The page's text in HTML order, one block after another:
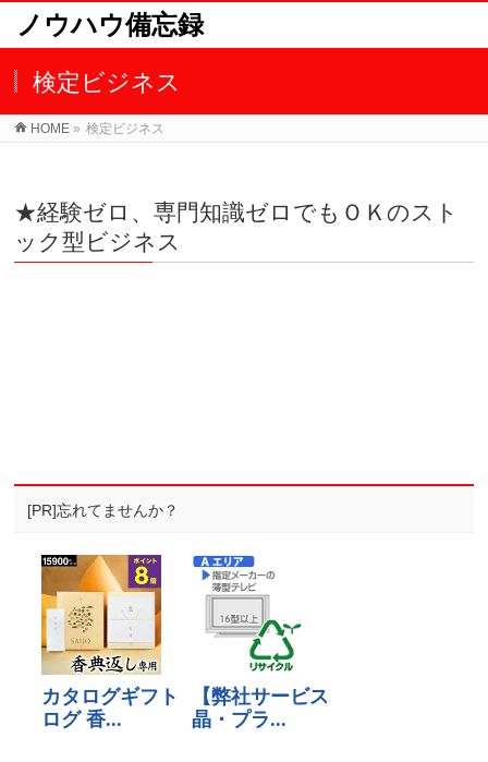
ノウハウ備忘録
検定ビジネス
HOME » 検定ビジネス
★経験ゼロ、専門知識ゼロでもＯＫのスト
ック型ビジネス
[PR]忘れてませんか？